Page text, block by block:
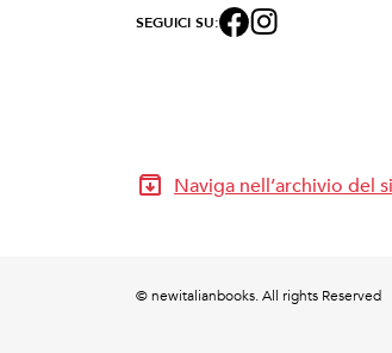
SEGUICI SU:
Naviga nell’archivio del
© newitalianbooks. All rights Reserved